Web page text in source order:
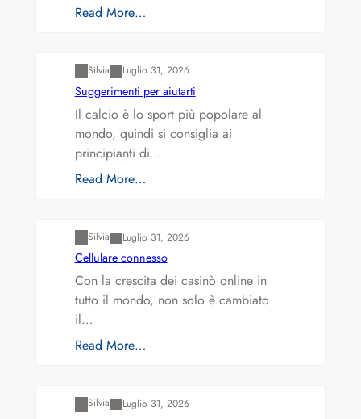
Read More…
Silvia Luglio 31, 2026
Suggerimenti per aiutarti
Il calcio è lo sport più popolare al
mondo, quindi si consiglia ai
principianti di…
Read More…
Silvia Luglio 31, 2026
Cellulare connesso
Con la crescita dei casinò online in
tutto il mondo, non solo è cambiato
il…
Read More…
Silvia Luglio 31, 2026